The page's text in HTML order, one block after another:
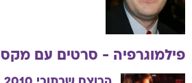
פילמוגרפיה - סרטים עם מקס